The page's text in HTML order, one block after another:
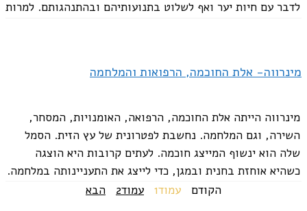
לדבר עם חיות יער ואף לשלוט בתנועותיהם ובהתנהגותם. למרות
מינרווה- אלת החוכמה, הרפואות והמלחמה
מינרווה הייתה אלת החוכמה, הרפואה, האומנויות, המסחר,
השירה, וגם המלחמה. נחשבת לפטרונית של עץ הזית. הסמל
שלה הוא ינשוף המייצג חוכמה. לעתים קרובות היא הוצגה
כשהיא אוחזת בחנית ובמגן, כדי לייצג את התעניינותה במלחמה.
אך לעתים קרובות ניתן למצוא אותה...
הקודם עמוד1 עמוד2 הבא